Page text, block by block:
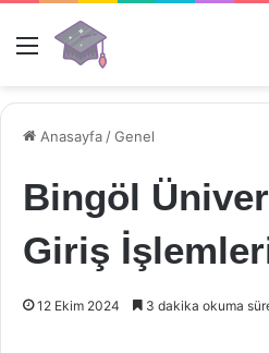
Menü
Anasayfa /Genel
Bingöl
Giriş
12 Ekim 2024 3 dakika okuma